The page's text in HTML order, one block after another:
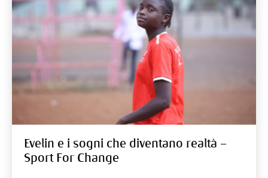
Evelin e i sogni che diventano realtà –
Sport For Change